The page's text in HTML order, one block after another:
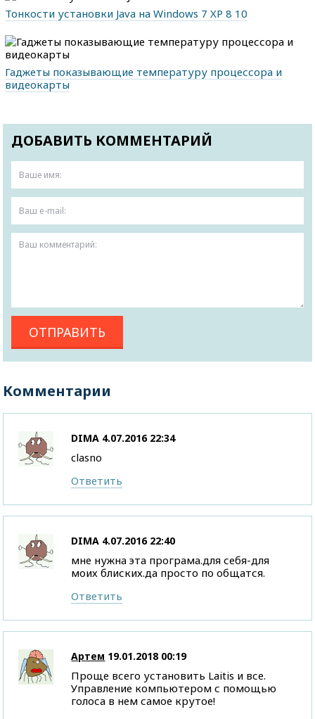
Тонкости установки Java на Windows 7 XP 8 10
Гаджеты показывающие температуру процессора и
видеокарты
ДОБАВИТЬ КОММЕНТАРИЙ
Комментарии
DIMA 4.07.2016 22:34
clasno
Ответить
DIMA 4.07.2016 22:40
мне нужна эта програма.для себя-для
моих блиских.да просто по общатся.
Ответить
Артем 19.01.2018 00:19
Проще всего установить Laitis и все.
Управление компьютером с помощью
голоса в нем самое крутое!